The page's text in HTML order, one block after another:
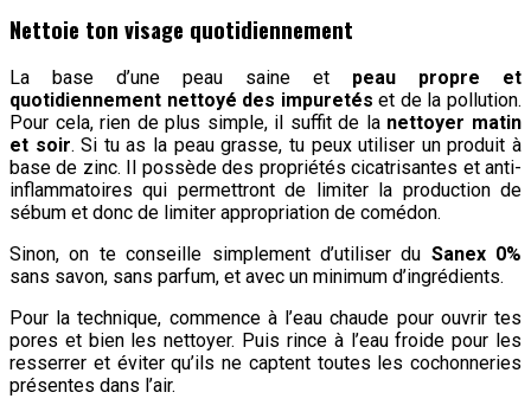
Nettoie ton visage quotidiennement
La base d’une peau saine et peau propre et
quotidiennement nettoyé des impuretés et de la pollution.
Pour cela, rien de plus simple, il suffit de la nettoyer matin
et soir. Si tu as la peau grasse, tu peux utiliser un produit à
base de zinc. Il possède des propriétés cicatrisantes et anti-
inflammatoires qui permettront de limiter la production de
sébum et donc de limiter appropriation de comédon.
Sinon, on te conseille simplement d’utiliser du Sanex 0%
sans savon, sans parfum, et avec un minimum d’ingrédients.
Pour la technique, commence à l’eau chaude pour ouvrir tes
pores et bien les nettoyer. Puis rince à l’eau froide pour les
resserrer et éviter qu’ils ne captent toutes les cochonneries
présentes dans l’air.